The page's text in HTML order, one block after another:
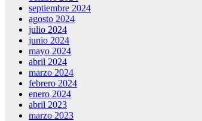
septiembre 2024
agosto 2024
julio 2024
junio 2024
mayo 2024
abril 2024
marzo 2024
febrero 2024
enero 2024
abril 2023
marzo 2023